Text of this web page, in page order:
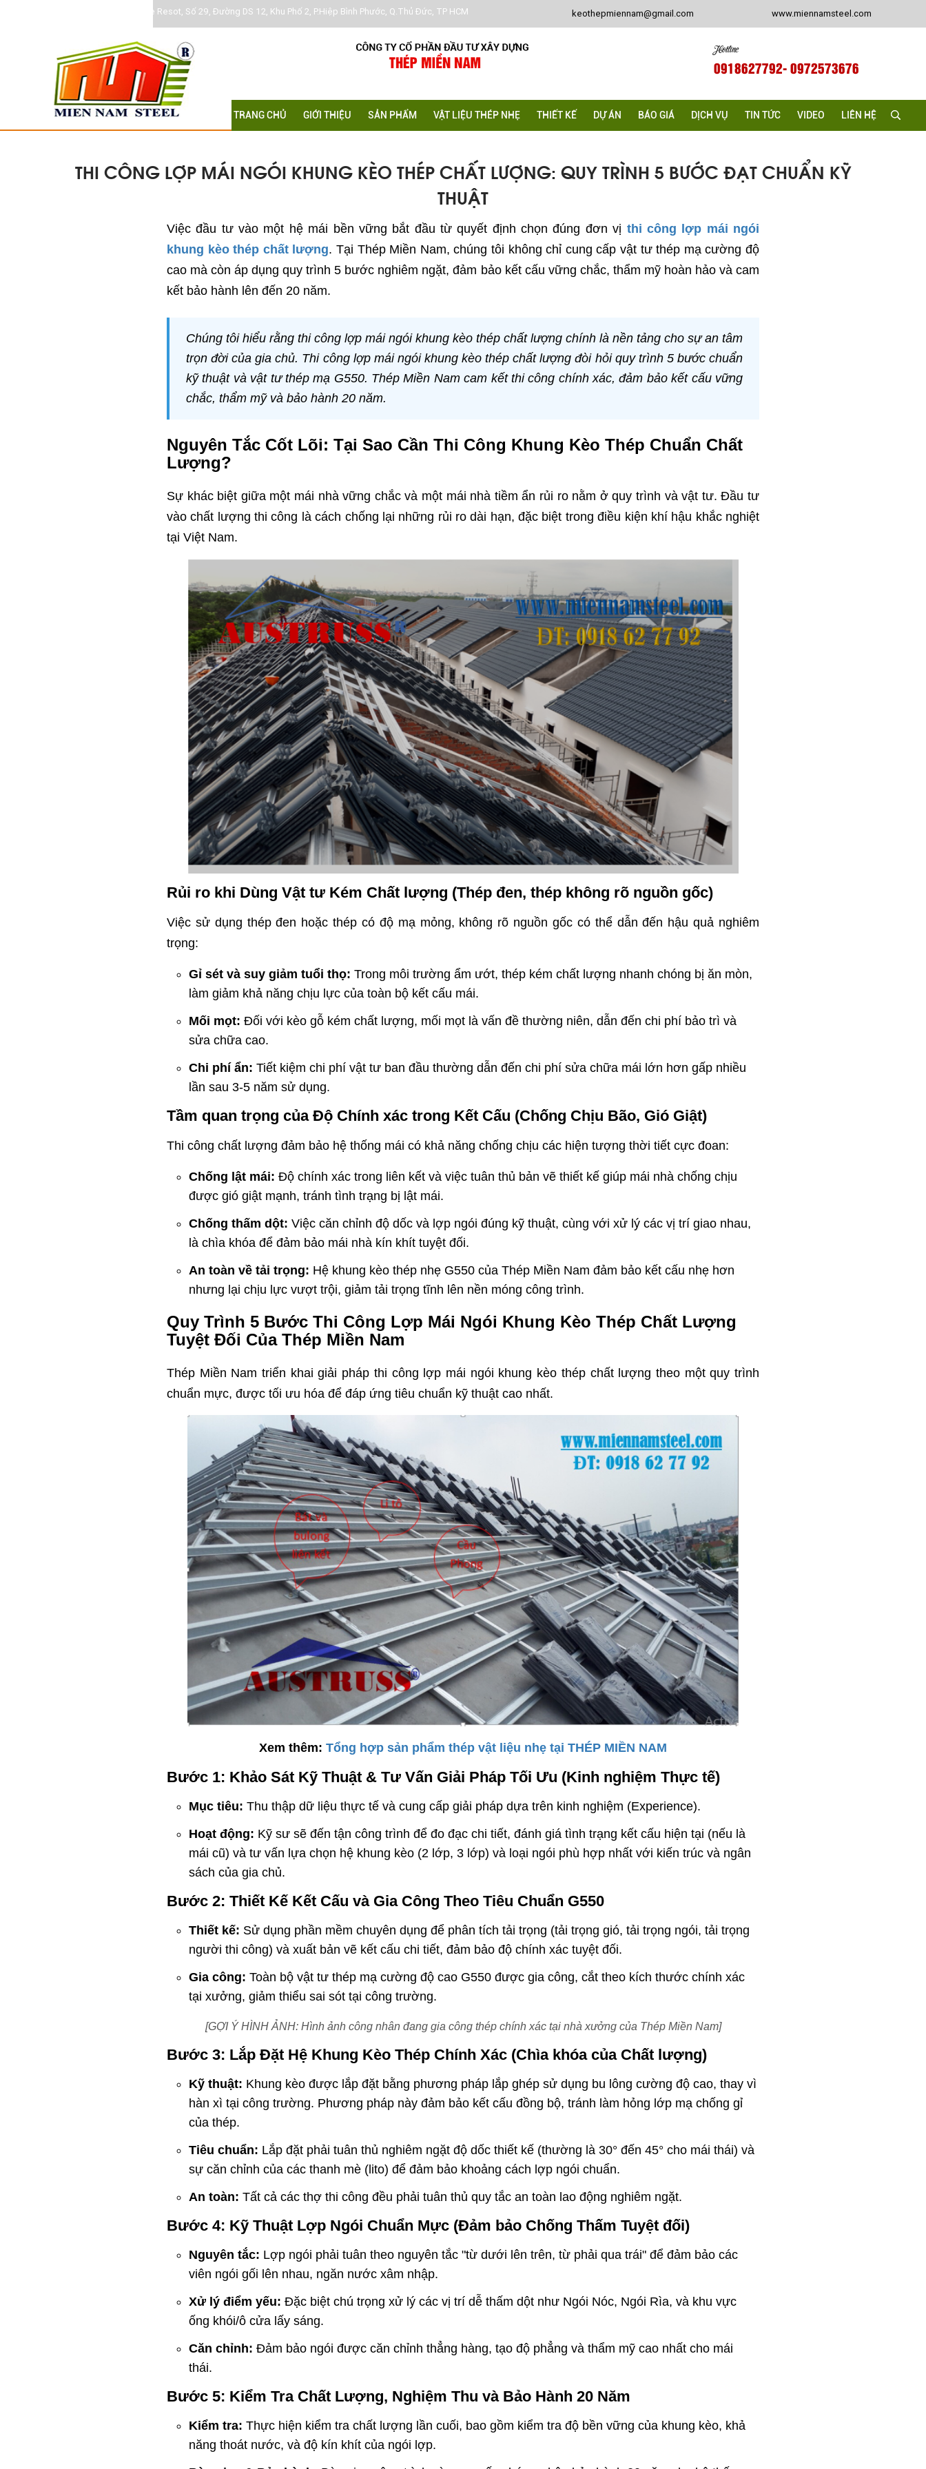
Khu DC Jamona Home Resot, Số 29, Đường DS 12, Khu Phố 2, P.Hiệp Bình Phước, Q.Thủ Đức, TP HCM keothepmiennam@gmail.com www.miennamsteel.com
Hotline
0918627792- 0972573676
TRANG CHỦ GIỚI THIỆU SẢN PHẨM VẬT LIỆU THÉP NHẸ THIẾT KẾ DỰ ÁN BÁO GIÁ DỊCH VỤ TIN TỨC VIDEO LIÊN HỆ
THI CÔNG LỢP MÁI NGÓI KHUNG KÈO THÉP CHẤT LƯỢNG: QUY TRÌNH 5 BƯỚC ĐẠT CHUẨN KỸ
THUẬT
Việc đầu tư vào một hệ mái bền vững bắt đầu từ quyết định chọn đúng đơn vị thi công lợp mái ngói
khung kèo thép chất lượng. Tại Thép Miền Nam, chúng tôi không chỉ cung cấp vật tư thép mạ cường độ
cao mà còn áp dụng quy trình 5 bước nghiêm ngặt, đảm bảo kết cấu vững chắc, thẩm mỹ hoàn hảo và cam
kết bảo hành lên đến 20 năm.
Chúng tôi hiểu rằng thi công lợp mái ngói khung kèo thép chất lượng chính là nền tảng cho sự an tâm
trọn đời của gia chủ. Thi công lợp mái ngói khung kèo thép chất lượng đòi hỏi quy trình 5 bước chuẩn
kỹ thuật và vật tư thép mạ G550. Thép Miền Nam cam kết thi công chính xác, đảm bảo kết cấu vững
chắc, thẩm mỹ và bảo hành 20 năm.
Nguyên Tắc Cốt Lõi: Tại Sao Cần Thi Công Khung Kèo Thép Chuẩn Chất
Lượng?
Sự khác biệt giữa một mái nhà vững chắc và một mái nhà tiềm ẩn rủi ro nằm ở quy trình và vật tư. Đầu tư
vào chất lượng thi công là cách chống lại những rủi ro dài hạn, đặc biệt trong điều kiện khí hậu khắc nghiệt
tại Việt Nam.
Rủi ro khi Dùng Vật tư Kém Chất lượng (Thép đen, thép không rõ nguồn gốc)
Việc sử dụng thép đen hoặc thép có độ mạ mỏng, không rõ nguồn gốc có thể dẫn đến hậu quả nghiêm
trọng:
Gỉ sét và suy giảm tuổi thọ: Trong môi trường ẩm ướt, thép kém chất lượng nhanh chóng bị ăn mòn,
làm giảm khả năng chịu lực của toàn bộ kết cấu mái.
Mối mọt: Đối với kèo gỗ kém chất lượng, mối mọt là vấn đề thường niên, dẫn đến chi phí bảo trì và
sửa chữa cao.
Chi phí ẩn: Tiết kiệm chi phí vật tư ban đầu thường dẫn đến chi phí sửa chữa mái lớn hơn gấp nhiều
lần sau 3-5 năm sử dụng.
Tầm quan trọng của Độ Chính xác trong Kết Cấu (Chống Chịu Bão, Gió Giật)
Thi công chất lượng đảm bảo hệ thống mái có khả năng chống chịu các hiện tượng thời tiết cực đoan:
Chống lật mái: Độ chính xác trong liên kết và việc tuân thủ bản vẽ thiết kế giúp mái nhà chống chịu
được gió giật mạnh, tránh tình trạng bị lật mái.
Chống thấm dột: Việc căn chỉnh độ dốc và lợp ngói đúng kỹ thuật, cùng với xử lý các vị trí giao nhau,
là chìa khóa để đảm bảo mái nhà kín khít tuyệt đối.
An toàn về tải trọng: Hệ khung kèo thép nhẹ G550 của Thép Miền Nam đảm bảo kết cấu nhẹ hơn
nhưng lại chịu lực vượt trội, giảm tải trọng tĩnh lên nền móng công trình.
Quy Trình 5 Bước Thi Công Lợp Mái Ngói Khung Kèo Thép Chất Lượng
Tuyệt Đối Của Thép Miền Nam
Thép Miền Nam triển khai giải pháp thi công lợp mái ngói khung kèo thép chất lượng theo một quy trình
chuẩn mực, được tối ưu hóa để đáp ứng tiêu chuẩn kỹ thuật cao nhất.
Xem thêm: Tổng hợp sản phẩm thép vật liệu nhẹ tại THÉP MIỀN NAM
Bước 1: Khảo Sát Kỹ Thuật & Tư Vấn Giải Pháp Tối Ưu (Kinh nghiệm Thực tế)
Mục tiêu: Thu thập dữ liệu thực tế và cung cấp giải pháp dựa trên kinh nghiệm (Experience).
Hoạt động: Kỹ sư sẽ đến tận công trình để đo đạc chi tiết, đánh giá tình trạng kết cấu hiện tại (nếu là
mái cũ) và tư vấn lựa chọn hệ khung kèo (2 lớp, 3 lớp) và loại ngói phù hợp nhất với kiến trúc và ngân
sách của gia chủ.
Bước 2: Thiết Kế Kết Cấu và Gia Công Theo Tiêu Chuẩn G550
Thiết kế: Sử dụng phần mềm chuyên dụng để phân tích tải trọng (tải trọng gió, tải trọng ngói, tải trọng
người thi công) và xuất bản vẽ kết cấu chi tiết, đảm bảo độ chính xác tuyệt đối.
Gia công: Toàn bộ vật tư thép mạ cường độ cao G550 được gia công, cắt theo kích thước chính xác
tại xưởng, giảm thiểu sai sót tại công trường.
[GỢI Ý HÌNH ẢNH: Hình ảnh công nhân đang gia công thép chính xác tại nhà xưởng của Thép Miền Nam]
Bước 3: Lắp Đặt Hệ Khung Kèo Thép Chính Xác (Chìa khóa của Chất lượng)
Kỹ thuật: Khung kèo được lắp đặt bằng phương pháp lắp ghép sử dụng bu lông cường độ cao, thay vì
hàn xì tại công trường. Phương pháp này đảm bảo kết cấu đồng bộ, tránh làm hỏng lớp mạ chống gỉ
của thép.
Tiêu chuẩn: Lắp đặt phải tuân thủ nghiêm ngặt độ dốc thiết kế (thường là 30° đến 45° cho mái thái) và
sự căn chỉnh của các thanh mè (lito) để đảm bảo khoảng cách lợp ngói chuẩn.
An toàn: Tất cả các thợ thi công đều phải tuân thủ quy tắc an toàn lao động nghiêm ngặt.
Bước 4: Kỹ Thuật Lợp Ngói Chuẩn Mực (Đảm bảo Chống Thấm Tuyệt đối)
Nguyên tắc: Lợp ngói phải tuân theo nguyên tắc "từ dưới lên trên, từ phải qua trái" để đảm bảo các
viên ngói gối lên nhau, ngăn nước xâm nhập.
Xử lý điểm yếu: Đặc biệt chú trọng xử lý các vị trí dễ thấm dột như Ngói Nóc, Ngói Rìa, và khu vực
ống khói/ô cửa lấy sáng.
Căn chỉnh: Đảm bảo ngói được căn chỉnh thẳng hàng, tạo độ phẳng và thẩm mỹ cao nhất cho mái
thái.
Bước 5: Kiểm Tra Chất Lượng, Nghiệm Thu và Bảo Hành 20 Năm
Kiểm tra: Thực hiện kiểm tra chất lượng lần cuối, bao gồm kiểm tra độ bền vững của khung kèo, khả
năng thoát nước, và độ kín khít của ngói lợp.